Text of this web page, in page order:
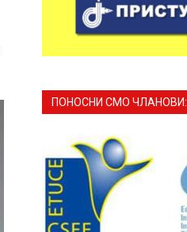
ПОНОСНИ СМО ЧЛАНОВИ: